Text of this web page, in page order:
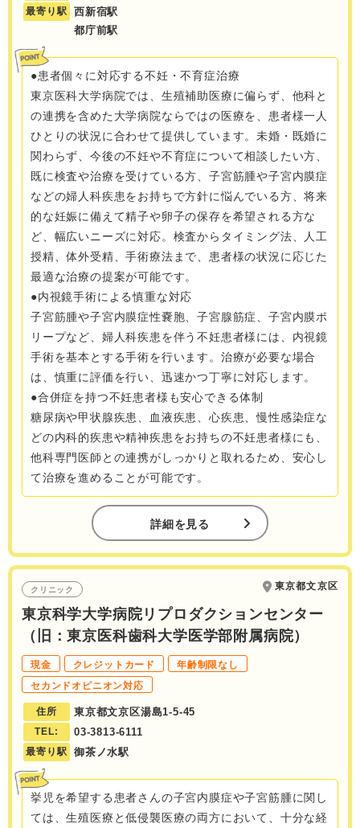
最寄り駅
西新宿駅
都庁前駅
●患者個々に対応する不妊・不育症治療
東京医科大学病院では、生殖補助医療に偏らず、他科と
の連携を含めた大学病院ならではの医療を、患者様一人
ひとりの状況に合わせて提供しています。未婚・既婚に
関わらず、今後の不妊や不育症について相談したい方、
既に検査や治療を受けている方、子宮筋腫や子宮内膜症
などの婦人科疾患をお持ちで方針に悩んでいる方、将来
的な妊娠に備えて精子や卵子の保存を希望される方な
ど、幅広いニーズに対応。検査からタイミング法、人工
授精、体外受精、手術療法まで、患者様の状況に応じた
最適な治療の提案が可能です。
●内視鏡手術による慎重な対応
子宮筋腫や子宮内膜症性嚢胞、子宮腺筋症、子宮内膜ポ
リープなど、婦人科疾患を伴う不妊患者様には、内視鏡
手術を基本とする手術を行います。治療が必要な場合
は、慎重に評価を行い、迅速かつ丁寧に対応します。
●合併症を持つ不妊患者様も安心できる体制
糖尿病や甲状腺疾患、血液疾患、心疾患、慢性感染症な
どの内科的疾患や精神疾患をお持ちの不妊患者様にも、
他科専門医師との連携がしっかりと取れるため、安心し
て治療を進めることが可能です。
詳細を見る
クリニック 東京都文京区
東京科学大学病院リプロダクションセンター
（旧：東京医科歯科大学医学部附属病院）
現金 クレジットカード
年齢制限なし
セカンドオピニオン対応
住所 東京都文京区湯島1-5-45
TEL: 03-3813-6111
最寄り駅 御茶ノ水駅
挙児を希望する患者さんの子宮内膜症や子宮筋腫に関し
ては、生殖医療と低侵襲医療の両方において、十分な経